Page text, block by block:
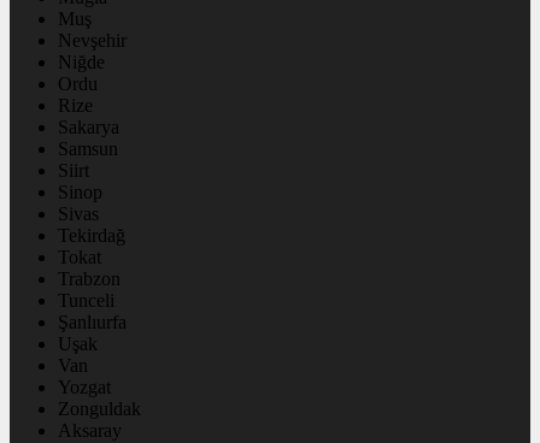
Muş
Nevşehir
Niğde
Ordu
Rize
Sakarya
Samsun
Siirt
Sinop
Sivas
Tekirdağ
Tokat
Trabzon
Tunceli
Şanlıurfa
Uşak
Van
Yozgat
Zonguldak
Aksaray